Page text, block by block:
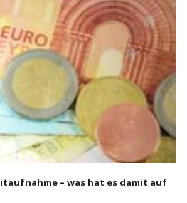
– was hat es damit auf